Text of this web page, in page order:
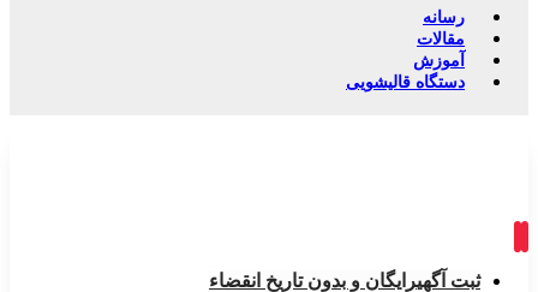
رسانه
مقالات
آموزش
دستگاه قالیشویی
ثبت آگهیرایگان و بدون تاریخ انقضاء